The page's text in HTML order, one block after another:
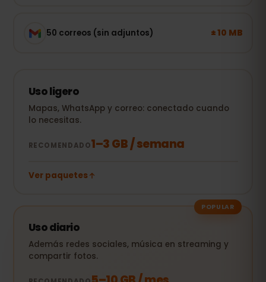
50 correos (sin adjuntos) ± 10 MB
Uso ligero
Mapas, WhatsApp y correo: conectado cuando
lo necesitas.
RECOMENDADO1–3 GB / semana
Ver paquetes
POPULAR
Uso diario
Además redes sociales, música en streaming y
compartir fotos.